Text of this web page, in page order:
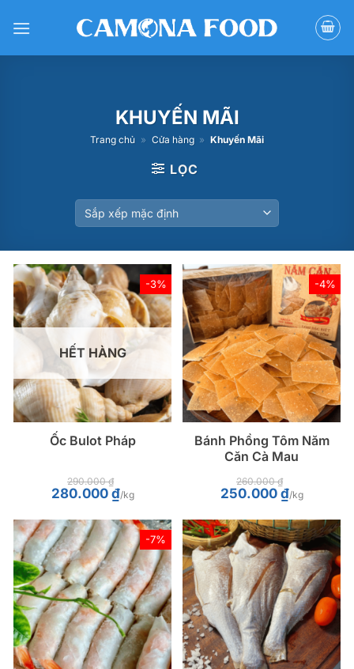
qua
KHUYẾN MÃI
Trang chủ » Cửa hàng » Khuyến Mãi
LỌC
-3%
HẾT HÀNG
Ốc Bulot Pháp
290.000₫
Giá
gốc
290.000 ₫.
280.000 ₫Giá
hiện
là:
280.000 ₫.
/kg
-4%
Bánh Phồng Tôm Năm
Căn Cà Mau
260.000₫
Giá
gốc
260.000 ₫.
250.000 ₫Giá
hiện
là:
250.000 ₫.
/kg
-7%